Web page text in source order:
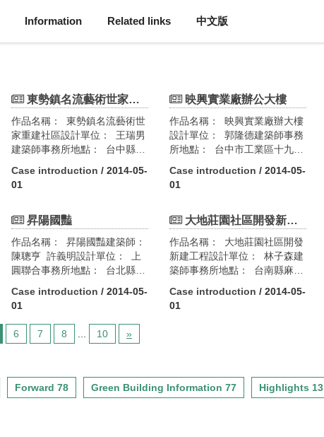
Information Related links 中文版
東勢鎮名流藝術世家重建社區
作品名稱： 東勢鎮名流藝術世
家重建社區設計單位： 王瑞男
建築師事務所地點： 台中縣東
及條件： 本建物原為地下一
層，地上八層之56戶集合住宅
構及立面外觀毀損，拆除重
究發展基金會」推動下，以都
市更新方式進行重建，完成地
下一層、地上十層之集合住
宅。建築物力求配置於原已開
挖之地下室範圍，施工過程避
建築設計指標評估： 1.日常節
能指標 2.水資源指標 3.污水垃
Case introduction / 2014-05-
01
映興實業廠辦公大樓
作品名稱： 映興實業廠辦大樓
設計單位： 郭隆德建築師事務
所地點： 台中市工業區十九路
物在業主與建築師的充份溝通
與協調下，確立全棟建物劃分
低建築物耗能，並可適度引入
人的工作環境。此外因業主虔
信宗教，希望在建築中投射出
正信亮潔的氛圍和精神，在材
料選用和細部表現上，力求質
地的精純、形式的簡單與恆久
6.污水垃圾改善指標
Case introduction / 2014-05-
01
昇陽國豔
作品名稱： 昇陽國豔建築師：
陳聰亨 許義明設計單位： 上
圓聯合事務所地點： 台北縣永
件： 本案以提供頂級住宅產品
為訴求，各住宅單元以區域性
換屋客層之需求為目標，因此
平面規劃設計之方向共分為三
坪，平面格局以4房2廳2衛或4
房2廳3衛為規劃方向，客、餐
Case introduction / 2014-05-
01
大地莊園社區開發新建工程
作品名稱： 大地莊園社區開發
新建工程設計單位： 林子森建
築師事務所地點： 台南縣麻豆
需求與條件： 「大地莊園」是
一個夢想中的「烏托邦」，在
好的社區公園供大家休憩散
步，就像個自然生態教室 電線
Case introduction / 2014-05-
01
6 7 8 10 »
Forward 78 Green Building Information 77 Highlights 13